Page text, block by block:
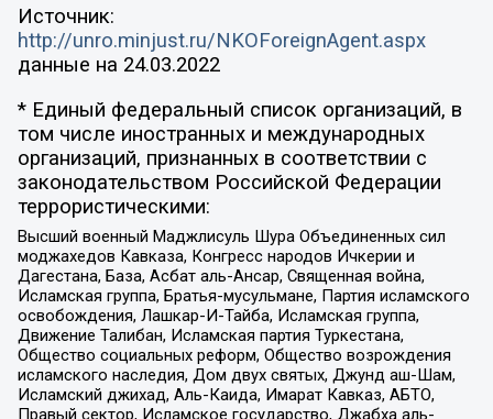
Источник:
http://unro.minjust.ru/NKOForeignAgent.aspx
данные на 24.03.2022
* Единый федеральный список организаций, в
том числе иностранных и международных
организаций, признанных в соответствии с
законодательством Российской Федерации
террористическими:
Высший военный Маджлисуль Шура Объединенных сил
моджахедов Кавказа, Конгресс народов Ичкерии и
Дагестана, База, Асбат аль-Ансар, Священная война,
Исламская группа, Братья-мусульмане, Партия исламского
освобождения, Лашкар-И-Тайба, Исламская группа,
Движение Талибан, Исламская партия Туркестана,
Общество социальных реформ, Общество возрождения
исламского наследия, Дом двух святых, Джунд аш-Шам,
Исламский джихад, Аль-Каида, Имарат Кавказ, АБТО,
Правый сектор, Исламское государство, Джабха аль-